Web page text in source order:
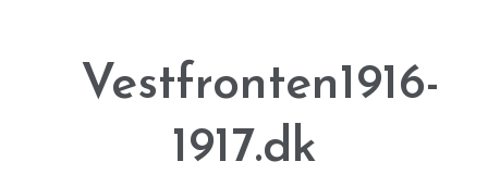
Vestfronten1916-
1917.dk